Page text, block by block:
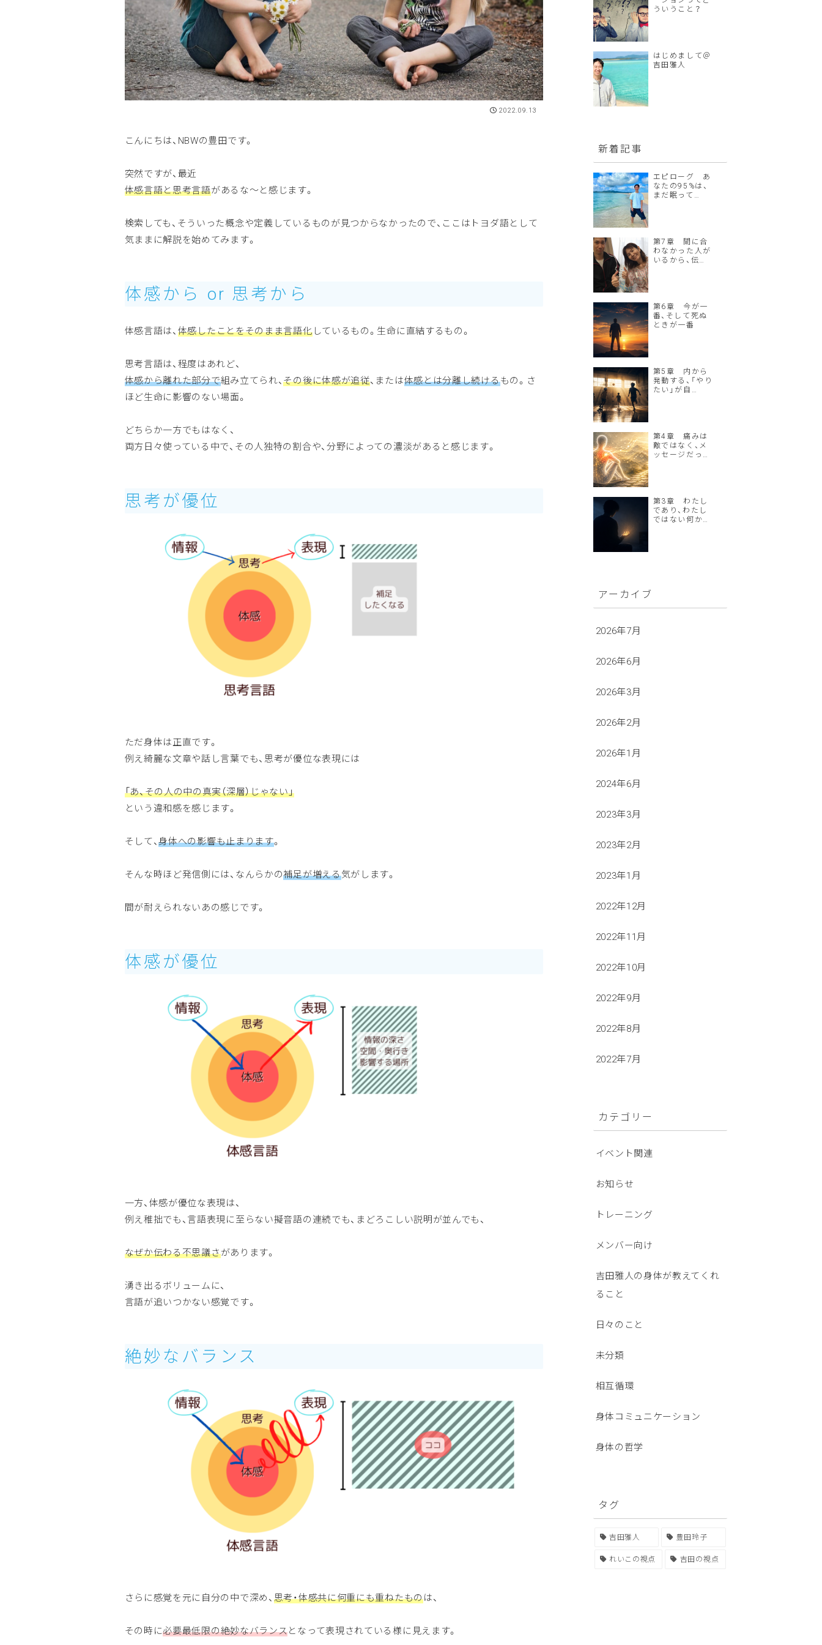
2022.09.13
こんにちは、NBWの豊田です。
突然ですが、最近
体感言語と思考言語があるな〜と感じます。
検索しても、そういった概念や定義しているものが見つからなかったので、ここはトヨダ語として
気ままに解説を始めてみます。
体感から or 思考から
体感言語は、 体感したことをそのまま言語化しているもの。生命に直結するもの。
思考言語は、程度はあれど、
体感から離れた部分で組み立てられ、その後に体感が追従、または体感とは分離し続けるもの。さ
ほど生命に影響のない場面。
どちらか一方でもはなく、
両方日々使っている中で、その人独特の割合や、分野によっての濃淡があると感じます。
思考が優位
ただ身体は正直です。
例え綺麗な文章や話し言葉でも、思考が優位な表現には
「あ、その人の中の真実（深層）じゃない」
という違和感を感じます。
そして、身体への影響も止まります。
そんな時ほど発信側には、なんらかの補足が増える気がします。
間が耐えられないあの感じです。
体感が優位
一方、体感が優位な表現は、
例え稚拙でも、言語表現に至らない擬音語の連続でも、まどろこしい説明が並んでも、
なぜか伝わる不思議さがあります。
湧き出るボリュームに、
言語が追いつかない感覚です。
絶妙なバランス
さらに感覚を元に自分の中で深め、 思考・体感共に何重にも重ねたものは、
その時に必要最低限の絶妙なバランスとなって表現されている様に見えます。
ういうこと？
はじめまして＠
吉田雅人
新着記事
エピローグ あ
なたの95%は、
まだ眠って…
第7章 間に合
わなかった人が
いるから、伝…
第6章 今が一
番、そして死ぬ
ときが一番
第5章 内から
発動する、「やり
たい」が自…
第4章 痛みは
敵ではなく、メ
ッセージだっ…
第3章 わたし
であり、わたし
ではない何か…
アーカイブ
2026年7月
2026年6月
2026年3月
2026年2月
2026年1月
2024年6月
2023年3月
2023年2月
2023年1月
2022年12月
2022年11月
2022年10月
2022年9月
2022年8月
2022年7月
カテゴリー
イベント関連
お知らせ
トレーニング
メンバー向け
吉田雅人の身体が教えてくれ
ること
日々のこと
未分類
相互循環
身体コミュニケーション
身体の哲学
タグ
吉田雅人 豊田玲子
れいこの視点 吉田の視点